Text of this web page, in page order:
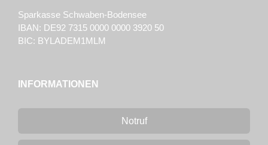
Sparkasse Schwaben-Bodensee
IBAN: DE92 7315 0000 0000 3920 50
BIC: BYLADEM1MLM
INFORMATIONEN
Notruf